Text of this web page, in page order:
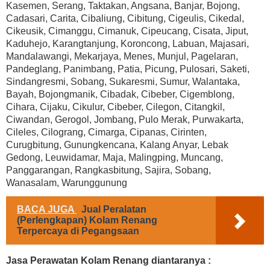
Kasemen, Serang, Taktakan, Angsana, Banjar, Bojong,
Cadasari, Carita, Cibaliung, Cibitung, Cigeulis, Cikedal,
Cikeusik, Cimanggu, Cimanuk, Cipeucang, Cisata, Jiput,
Kaduhejo, Karangtanjung, Koroncong, Labuan, Majasari,
Mandalawangi, Mekarjaya, Menes, Munjul, Pagelaran,
Pandeglang, Panimbang, Patia, Picung, Pulosari, Saketi,
Sindangresmi, Sobang, Sukaresmi, Sumur, Walantaka,
Bayah, Bojongmanik, Cibadak, Cibeber, Cigemblong,
Cihara, Cijaku, Cikulur, Cibeber, Cilegon, Citangkil,
Ciwandan, Gerogol, Jombang, Pulo Merak, Purwakarta,
Cileles, Cilograng, Cimarga, Cipanas, Cirinten,
Curugbitung, Gunungkencana, Kalang Anyar, Lebak
Gedong, Leuwidamar, Maja, Malingping, Muncang,
Panggarangan, Rangkasbitung, Sajira, Sobang,
Wanasalam, Warunggunung
BACA JUGA
Jual Peralatan
(Perlengkapan) Kolam Renang
Terpercaya di Pegangsaan
Jasa Perawatan Kolam Renang diantaranya :